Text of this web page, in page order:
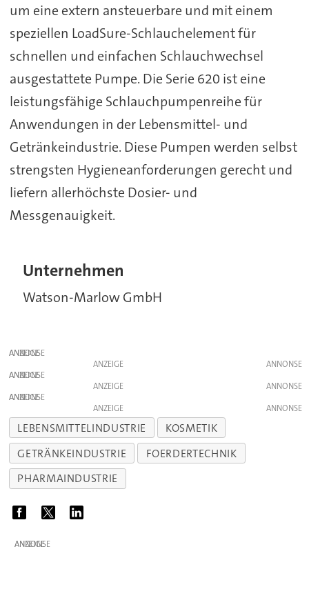
um eine extern ansteuerbare und mit einem
speziellen LoadSure-Schlauchelement für
schnellen und einfachen Schlauchwechsel
ausgestattete Pumpe. Die Serie 620 ist eine
leistungsfähige Schlauchpumpenreihe für
Anwendungen in der Lebensmittel- und
Getränkeindustrie. Diese Pumpen werden selbst
strengsten Hygieneanforderungen gerecht und
liefern allerhöchste Dosier- und
Messgenauigkeit.
Unternehmen
Watson-Marlow GmbH
ANZEIGE
ANZEIGE
ANZEIGE
ANZEIGE
ANZEIGE
ANZEIGE
LEBENSMITTELINDUSTRIE
KOSMETIK
GETRÄNKEINDUSTRIE
FOERDERTECHNIK
PHARMAINDUSTRIE
ANZEIGE